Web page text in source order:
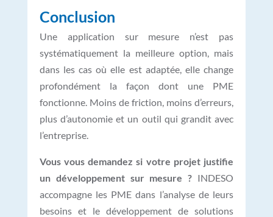
Conclusion
Une application sur mesure n’est pas
systématiquement la meilleure option, mais
dans les cas où elle est adaptée, elle change
profondément la façon dont une PME
fonctionne. Moins de friction, moins d’erreurs,
plus d’autonomie et un outil qui grandit avec
l’entreprise.
Vous vous demandez si votre projet justifie
un développement sur mesure ? INDESO
accompagne les PME dans l’analyse de leurs
besoins et le développement de solutions